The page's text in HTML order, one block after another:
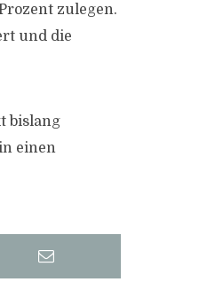
zulegen.
und die
bislang
einen